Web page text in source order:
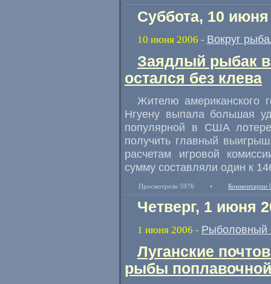
Суббота, 10 июня
10 июня 2006 - Вокруг
Заядлый рыбак
остался без клева
Жителю американского
Нгуену выпала большая
популярной в США
получить главный
расчетам игровой
сумму составляли один к
Просмотрели 5976 • Комментарии
Четверг, 1 июня
1 июня 2006 - Рыболовный
Луганские
рыбы